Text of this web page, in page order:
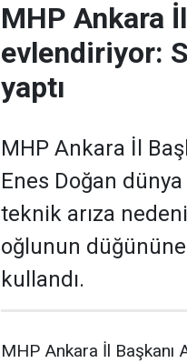
MHP Ankara
evlendiriyor:
yaptı
MHP Ankara İl
Enes Doğan
teknik arıza
oğlunun
kullandı.
MHP Ankara İl Başkanı